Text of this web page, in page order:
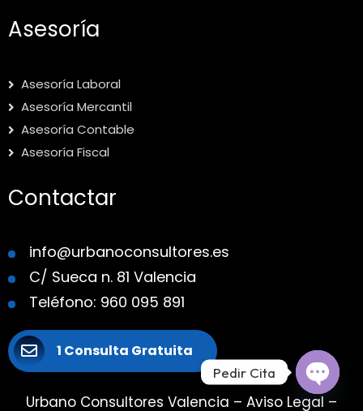
Asesoría
Asesoría Laboral
Asesoría Mercantil
Asesoría Contable
Asesoría Fiscal
Contactar
info@urbanoconsultores.es
C/ Sueca n. 81 Valencia
Teléfono: 960 095 891
1 Consulta Gratuita
Urbano Consultores Valencia – Aviso Legal –
Pedir Cita